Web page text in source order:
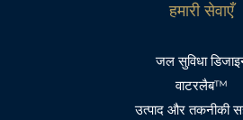
हमारी सेवाएँ
जल सुविधा
वाटरलैब™
उत्पाद और तकनीकी